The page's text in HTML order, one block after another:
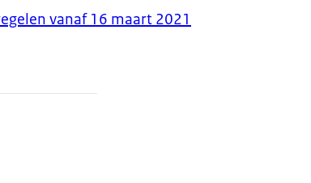
vanaf 16 maart 2021